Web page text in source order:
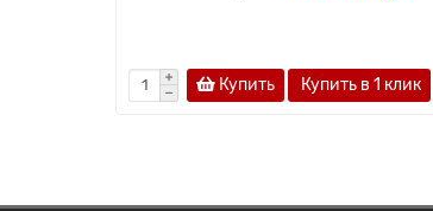
Купить Купить в 1 клик